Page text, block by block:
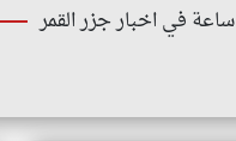
في اخبار جزر القمر